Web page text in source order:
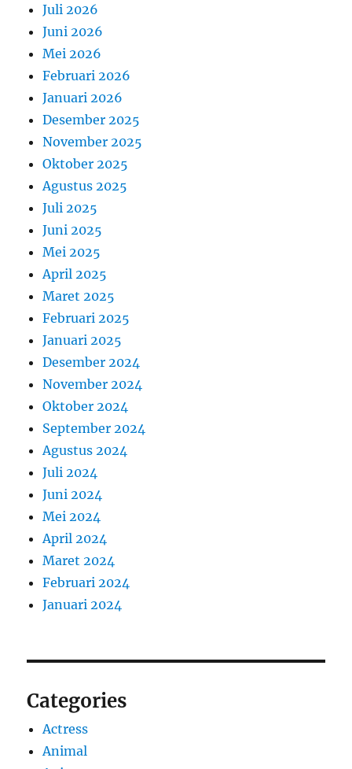
Juli 2026
Juni 2026
Mei 2026
Februari 2026
Januari 2026
Desember 2025
November 2025
Oktober 2025
Agustus 2025
Juli 2025
Juni 2025
Mei 2025
April 2025
Maret 2025
Februari 2025
Januari 2025
Desember 2024
November 2024
Oktober 2024
September 2024
Agustus 2024
Juli 2024
Juni 2024
Mei 2024
April 2024
Maret 2024
Februari 2024
Januari 2024
Categories
Actress
Animal